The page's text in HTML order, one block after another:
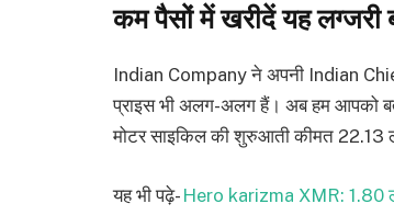
कम पैसों में खरीदें यह लग्जरी
Indian Company ने अपनी Indian
प्राइस भी अलग-अलग हैं। अब हम आपको
मोटर साइकिल की शुरुआती कीमत
यह भी पढ़े- Hero karizma XMR: 1.80